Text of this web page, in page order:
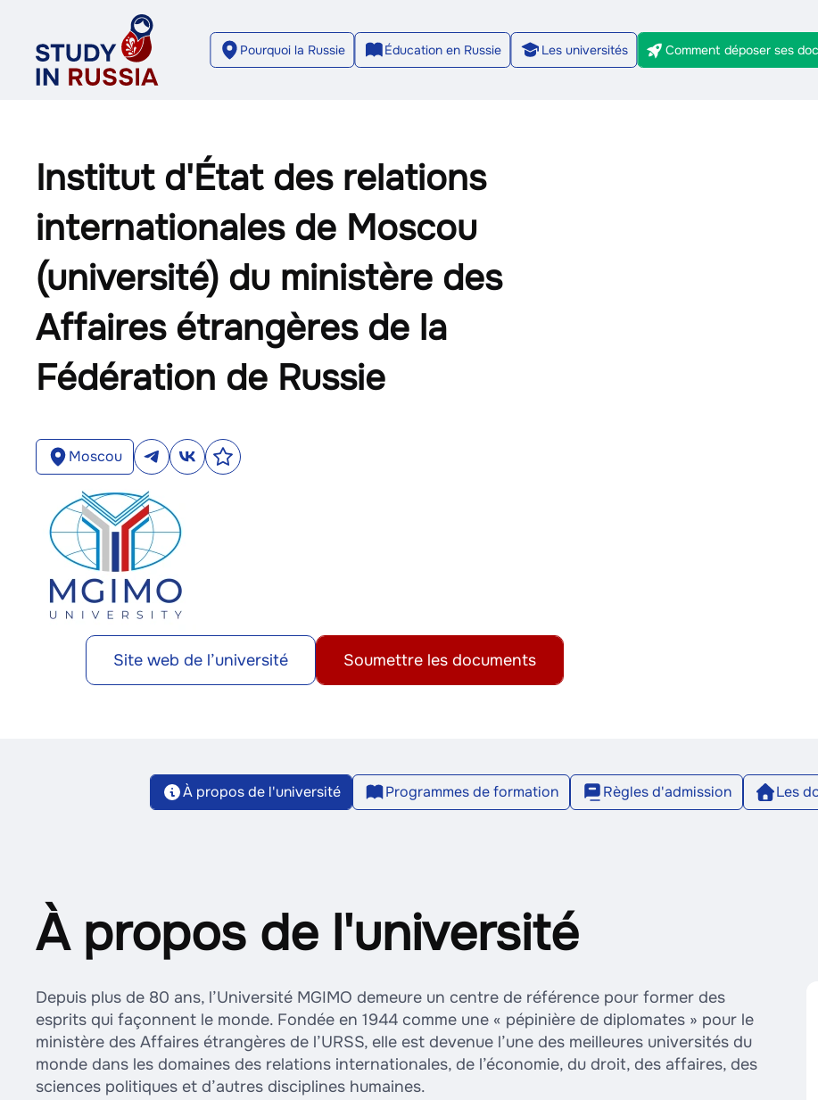
Pourquoi la Russie Éducation en Russie Les universités Comment déposer ses
Institut d'État des relations
internationales de Moscou
(université) du ministère des
Affaires étrangères de la
Fédération de Russie
Moscou
Site web de l’université Soumettre les documents
2/9
À propos de l'université Programmes de formation Règles d'admission Les
À propos de l'université
Depuis plus de 80 ans, l’Université MGIMO demeure un centre de référence pour former des
esprits qui façonnent le monde. Fondée en 1944 comme une « pépinière de diplomates » pour le
ministère des Affaires étrangères de l’URSS, elle est devenue l’une des meilleures universités du
monde dans les domaines des relations internationales, de l’économie, du droit, des affaires, des
sciences politiques et d’autres disciplines humaines.